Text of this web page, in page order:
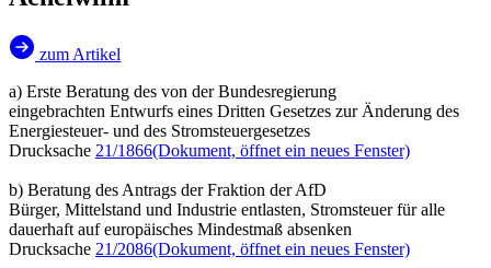
zum Artikel
a) Erste Beratung des von der Bundesregierung
eingebrachten Entwurfs eines Dritten Gesetzes zur Änderung des
Energiesteuer- und des Stromsteuergesetzes
Drucksache 21/1866(Dokument, öffnet ein neues Fenster)
b) Beratung des Antrags der Fraktion der AfD
Bürger, Mittelstand und Industrie entlasten, Stromsteuer für alle
dauerhaft auf europäisches Mindestmaß absenken
Drucksache 21/2086(Dokument, öffnet ein neues Fenster)